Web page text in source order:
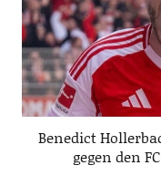
Benedict
gegen den